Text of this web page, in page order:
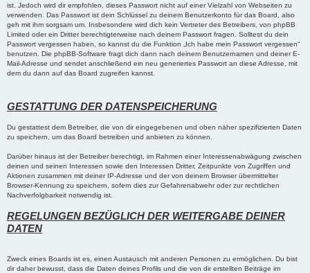
ist. Jedoch wird dir empfohlen, dieses Passwort nicht auf einer Vielzahl von Webseiten zu
verwenden. Das Passwort ist dein Schlüssel zu deinem Benutzerkonto für das Board, also
geh mit ihm sorgsam um. Insbesondere wird dich kein Vertreter des Betreibers, von phpBB
Limited oder ein Dritter berechtigterweise nach deinem Passwort fragen. Solltest du dein
Passwort vergessen haben, so kannst du die Funktion „Ich habe mein Passwort vergessen“
benutzen. Die phpBB-Software fragt dich dann nach deinem Benutzernamen und deiner E-
Mail-Adresse und sendet anschließend ein neu generiertes Passwort an diese Adresse, mit
dem du dann auf das Board zugreifen kannst.
GESTATTUNG DER DATENSPEICHERUNG
Du gestattest dem Betreiber, die von dir eingegebenen und oben näher spezifizierten Daten
zu speichern, um das Board betreiben und anbieten zu können.
Darüber hinaus ist der Betreiber berechtigt, im Rahmen einer Interessenabwägung zwischen
deinen und seinen Interessen sowie den Interessen Dritter, Zeitpunkte von Zugriffen und
Aktionen zusammen mit deiner IP-Adresse und der von deinem Browser übermittelter
Browser-Kennung zu speichern, sofern dies zur Gefahrenabwehr oder zur rechtlichen
Nachverfolgbarkeit notwendig ist.
REGELUNGEN BEZÜGLICH DER WEITERGABE DEINER
DATEN
Zweck eines Boards ist es, einen Austausch mit anderen Personen zu ermöglichen. Du bist
dir daher bewusst, dass die Daten deines Profils und die von dir erstellten Beiträge im